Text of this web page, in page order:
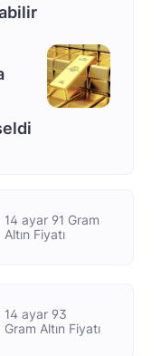
14 ayar 91 Gram
Altın Fiyatı
14 ayar 93
Gram Altın Fiyatı